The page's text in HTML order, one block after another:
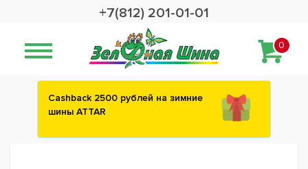
+7(812) 201-01-01
0
Сashback 2500 рублей на зимние
шины ATTAR